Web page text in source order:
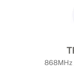
868MHz